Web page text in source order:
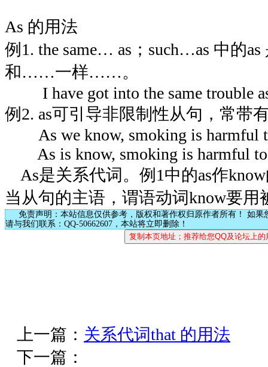
As 的用法
例1. the same… as；such…as 中的
和……一样……。
I have got into the same trouble
例2. as可引导非限制性从句，常带
As we know, smoking is harmful
As is know, smoking is harmful to
As是关系代词。例1中的as作
当从句的主语，谓语动词know要用
免责声明：本站信息仅供参考，版权和著作权归原作者所有！ 如果
请与我们联系：QQ-50662607，本站将立即删除！
上一篇： 关系代词that 的用法
下一篇：